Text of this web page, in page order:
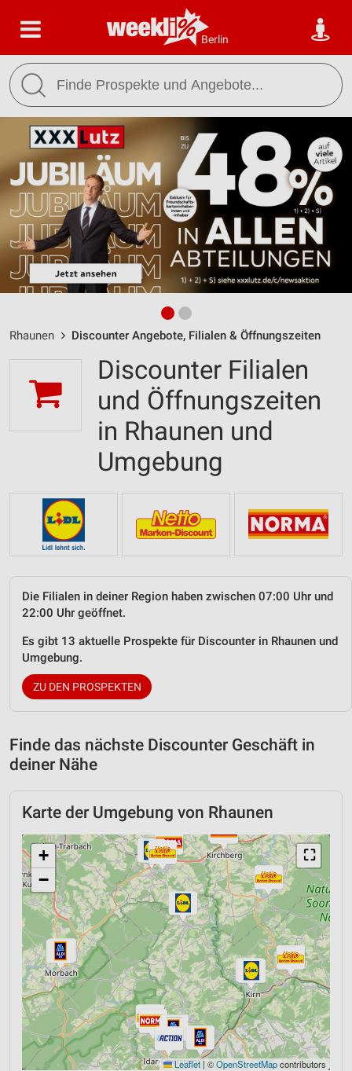
Berlin
Rhaunen Discounter Angebote, Filialen & Öffnungszeiten
Discounter Filialen
und Öffnungszeiten
in Rhaunen und
Umgebung
Die Filialen in deiner Region haben zwischen 07:00 Uhr und
22:00 Uhr geöffnet.
Es gibt 13 aktuelle Prospekte für Discounter in Rhaunen und
Umgebung.
ZU DEN PROSPEKTEN
Finde das nächste Discounter Geschäft in
deiner Nähe
Karte der Umgebung von Rhaunen
⛶
+
−
Leaflet | ©OpenStreetMapcontributors